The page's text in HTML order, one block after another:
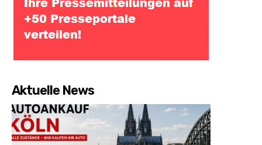
Aktuelle News